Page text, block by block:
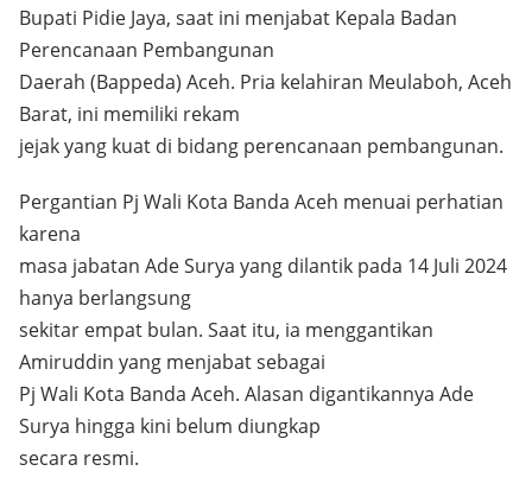
Bupati Pidie Jaya, saat ini menjabat Kepala Badan
Perencanaan Pembangunan
Daerah (Bappeda) Aceh. Pria kelahiran Meulaboh, Aceh
Barat, ini memiliki rekam
jejak yang kuat di bidang perencanaan pembangunan.
Pergantian Pj Wali Kota Banda Aceh menuai perhatian
karena
masa jabatan Ade Surya yang dilantik pada 14 Juli 2024
hanya berlangsung
sekitar empat bulan. Saat itu, ia menggantikan
Amiruddin yang menjabat sebagai
Pj Wali Kota Banda Aceh. Alasan digantikannya Ade
Surya hingga kini belum diungkap
secara resmi.